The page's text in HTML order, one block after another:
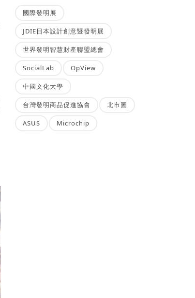
國際發明展
JDIE日本設計創意暨發明展
世界發明智慧財產聯盟總會
SocialLab OpView
中國文化大學
台灣發明商品促進協會 北市圖
ASUS Microchip